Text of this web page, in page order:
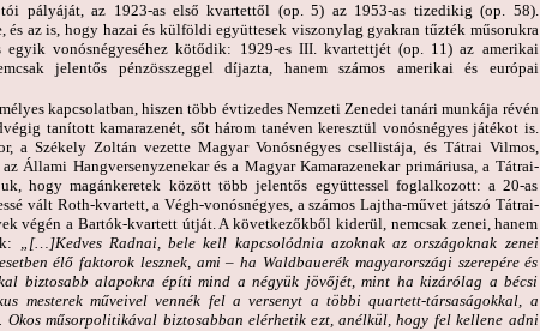
pályáját, az 1923-as első kvartettől (op. 5) az 1953-as tizedikig (op. 58).
az is, hogy hazai és külföldi együttesek viszonylag gyakran tűzték műsorukra
egyik vonósnégyeséhez kötődik: 1929-es III. kvartettjét (op. 11) az amerikai
jelentős pénzösszeggel díjazta, hanem számos amerikai és európai
kapcsolatban, hiszen több évtizedes Nemzeti Zenedei tanári munkája révén
tanított kamarazenét, sőt három tanéven keresztül vonósnégyes játékot is.
a Székely Zoltán vezette Magyar Vonósnégyes csellistája, és Tátrai Vilmos,
Állami Hangversenyzenekar és a Magyar Kamarazenekar primáriusa, a Tátrai-
hogy magánkeretek között több jelentős együttessel foglalkozott: a 20-as
vált Roth-kvartett, a Végh-vonósnégyes, a számos Lajtha-művet játszó Tátrai-
végén a Bartók-kvartett útját. A következőkből kiderül, nemcsak zenei, hanem
„[…]Kedves Radnai, bele kell kapcsolódnia azoknak az országoknak zenei
élő faktorok lesznek, ami – ha Waldbauerék magyarországi szerepére és
biztosabb alapokra építi mind a négyük jövőjét, mint ha kizárólag a bécsi
mesterek műveivel vennék fel a versenyt a többi quartett-társaságokkal, a
Okos műsorpolitikával biztosabban elérhetik ezt, anélkül, hogy fel kellene adni